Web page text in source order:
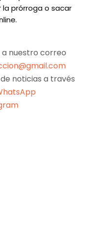
prórroga o sacar
nuestro correo
noticias a través